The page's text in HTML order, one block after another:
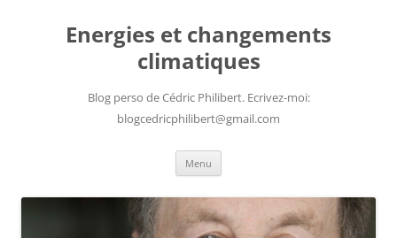
contenuEnergies et changements
climatiques
Blog perso de Cédric Philibert. Ecrivez-moi:
blogcedricphilibert@gmail.com
Menu